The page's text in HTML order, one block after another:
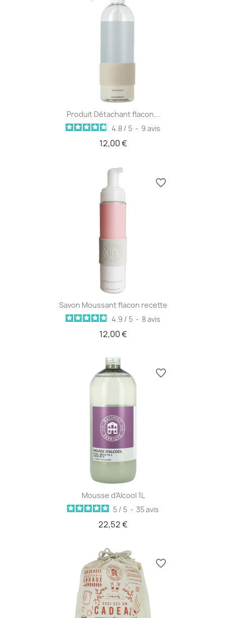
Produit Détachant flacon...
4.8 / 5 - 9 avis
12,00 €
Savon Moussant flacon recette
4.9 / 5 - 8avis
12,00 €
favorite_border
Mousse d'Alcool 1L
5 / 5 - 35avis
22,52 €
favorite_border
favorite_border